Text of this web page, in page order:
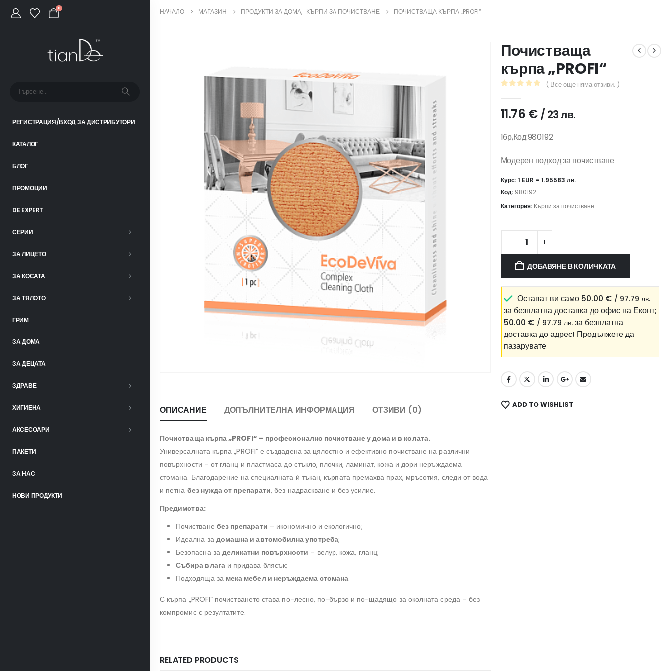
0
РЕГИСТРАЦИЯ/ВХОД ЗА ДИСТРИБУТОРИ
КАТАЛОГ
БЛОГ
ПРОМОЦИИ
DE EXPERT
СЕРИИ
ЗА ЛИЦЕТО
ЗА КОСАТА
ЗА ТЯЛОТО
ГРИМ
ЗА ДОМА
ЗА ДЕЦАТА
ЗДРАВЕ
ХИГИЕНА
АКСЕСОАРИ
ПАКЕТИ
ЗА НАС
НОВИ ПРОДУКТИ
НАЧАЛО МАГАЗИН ПРОДУКТИ ЗА ДОМА, КЪРПИ ЗА ПОЧИСТВАНЕ ПОЧИСТВАЩА КЪРПА „PROFI“
ОПИСАНИЕ ДОПЪЛНИТЕЛНА ИНФОРМАЦИЯ ОТЗИВИ (0)
Почистваща кърпа „PROFI“ – професионално почистване у дома и в колата.
Универсалната кърпа „PROFI“ е създадена за цялостно и ефективно почистване на различни
повърхности – от гланц и пластмаса до стъкло, плочки, ламинат, кожа и дори неръждаема
стомана. Благодарение на специалната ѝ тъкан, кърпата премахва прах, мръсотия, следи от вода
и петна без нужда от препарати, без надраскване и без усилие.
Предимства:
Почистване без препарати – икономично и екологично;
Идеална за домашна и автомобилна употреба;
Безопасна за деликатни повърхности – велур, кожа, гланц;
Събира влагаи придава блясък;
Подходяща за мека мебел и неръждаема стомана.
С кърпа „PROFI“ почистването става по-лесно, по-бързо и по-щадящо за околната среда – без
компромис с резултатите.
RELATED PRODUCTS
Почистваща
кърпа „PROFI“
( Все още няма отзиви. )
11.76 € / 23 лв.
1бр,Код:980192
Модерен подход за почистване
Курс: 1 EUR = 1.95583 лв.
Код: 980192
Категория: Кърпи за почистване
ДОБАВЯНЕ В КОЛИЧКАТА
Остават ви само 50.00 € / 97.79 лв.
за безплатна доставка до офис на Еконт;
50.00 € / 97.79 лв. за безплатна
доставка до адрес! Продължете да
пазарувате
ADD TO WISHLIST